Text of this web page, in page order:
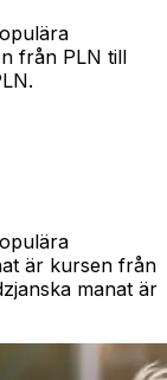
från PLN till
är kursen från
manat är